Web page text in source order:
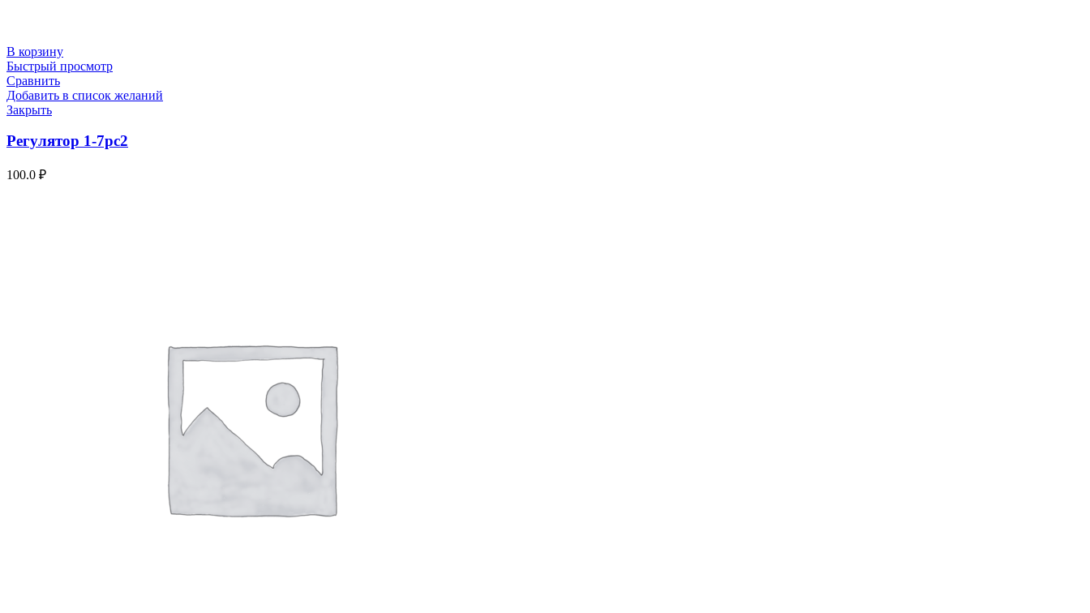
В корзину
Быстрый просмотр
Сравнить
Добавить в список желаний
Закрыть
Регулятор 1-7рс2
100.0 ₽